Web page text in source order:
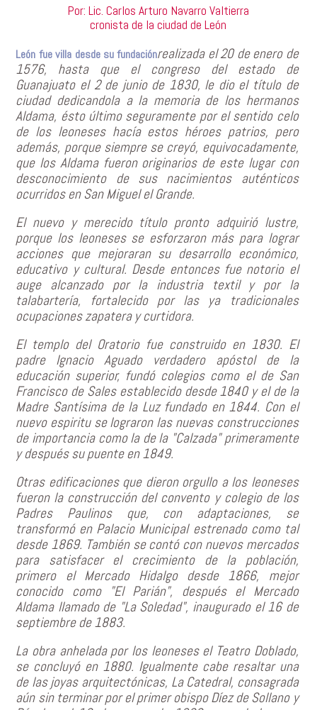
Por: Lic. Carlos Arturo Navarro Valtierra
cronista de la ciudad de León
León fue villa desde su fundaciónrealizada el 20 de enero de
1576, hasta que el congreso del estado de
Guanajuato el 2 de junio de 1830, le dio el título de
ciudad dedicandola a la memoria de los hermanos
Aldama, ésto último seguramente por el sentido celo
de los leoneses hacía estos héroes patrios, pero
además, porque siempre se creyó, equivocadamente,
que los Aldama fueron originarios de este lugar con
desconocimiento de sus nacimientos auténticos
ocurridos en San Miguel el Grande.
El nuevo y merecido título pronto adquirió lustre,
porque los leoneses se esforzaron más para lograr
acciones que mejoraran su desarrollo económico,
educativo y cultural. Desde entonces fue notorio el
auge alcanzado por la industria textil y por la
talabartería, fortalecido por las ya tradicionales
ocupaciones zapatera y curtidora.
El templo del Oratorio fue construido en 1830. El
padre Ignacio Aguado verdadero apóstol de la
educación superior, fundó colegios como el de San
Francisco de Sales establecido desde 1840 y el de la
Madre Santísima de la Luz fundado en 1844. Con el
nuevo espiritu se lograron las nuevas construcciones
de importancia como la de la "Calzada" primeramente
y después su puente en 1849.
Otras edificaciones que dieron orgullo a los leoneses
fueron la construcción del convento y colegio de los
Padres Paulinos que, con adaptaciones, se
transformó en Palacio Municipal estrenado como tal
desde 1869. También se contó con nuevos mercados
para satisfacer el crecimiento de la población,
primero el Mercado Hidalgo desde 1866, mejor
conocido como "El Parián", después el Mercado
Aldama llamado de "La Soledad", inaugurado el 16 de
septiembre de 1883.
La obra anhelada por los leoneses el Teatro Doblado,
se concluyó en 1880. Igualmente cabe resaltar una
de las joyas arquitectónicas, La Catedral, consagrada
aún sin terminar por el primer obispo Díez de Sollano y